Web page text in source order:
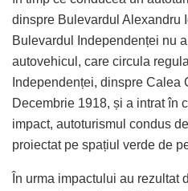
dinspre Bulevardul Alexandru
Bulevardul Independenței nu
autovehicul, care circula
Independenței, dinspre Calea
Decembrie 1918, și a intrat în
impact, autoturismul condus
proiectat pe spațiul verde de
În urma impactului au rezultat